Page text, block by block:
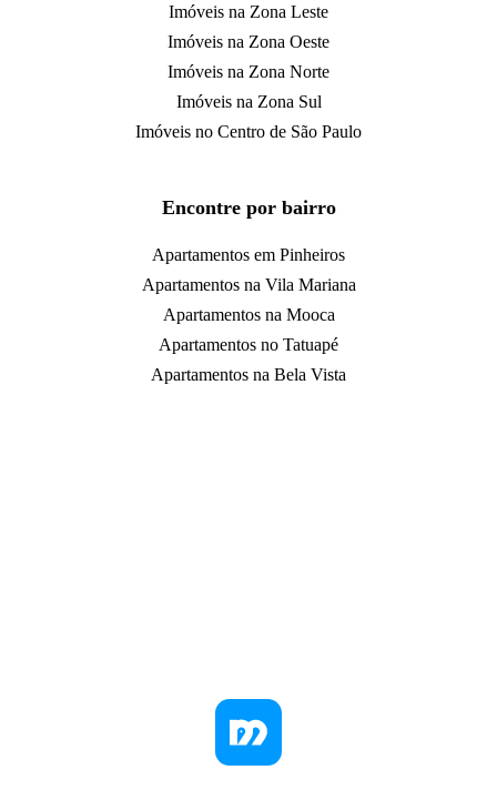
Imóveis na Zona Leste
Imóveis na Zona Oeste
Imóveis na Zona Norte
Imóveis na Zona Sul
Imóveis no Centro de São Paulo
Encontre por bairro
Apartamentos em Pinheiros
Apartamentos na Vila Mariana
Apartamentos na Mooca
Apartamentos no Tatuapé
Apartamentos na Bela Vista